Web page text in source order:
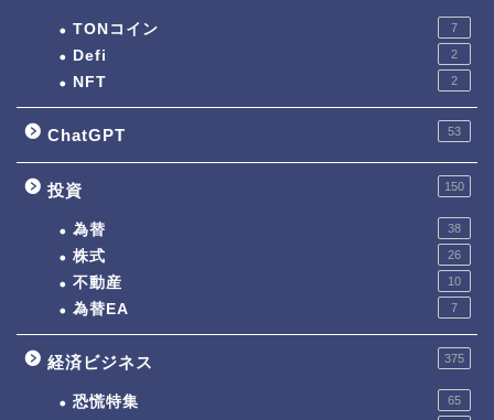
TONコイン 7
Defi 2
NFT 2
ChatGPT 53
投資 150
為替 38
株式 26
不動産 10
為替EA 7
経済ビジネス 375
恐慌特集 65